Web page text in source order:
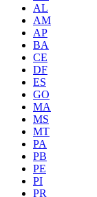
AL
AM
AP
BA
CE
DF
ES
GO
MA
MS
MT
PA
PB
PE
PI
PR